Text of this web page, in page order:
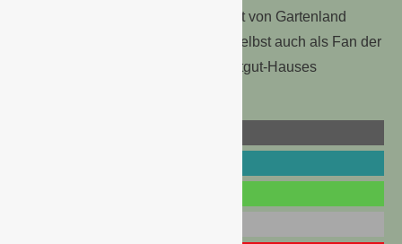
der sich immer wieder für die Arbeit von Gartenland
Aschersleben begeistert und sich selbst auch als Fan der
vielfältigen Produktpalette des Saatgut-Hauses